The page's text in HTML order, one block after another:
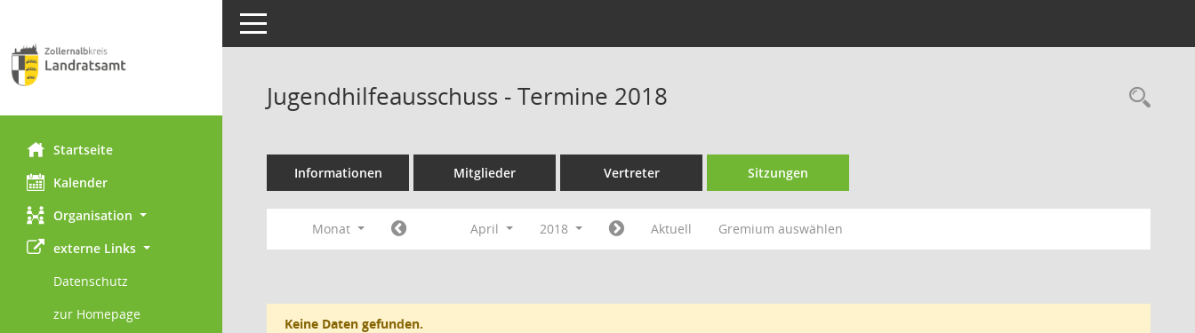
Startseite
Kalender
Organisation
externe Links
Datenschutz
zur Homepage
Toggle navigation
Jugendhilfeausschuss - Termine 2018
Informationen Mitglieder Vertreter Sitzungen
Monat April 2018 Aktuell Gremium auswählen
Keine Daten gefunden.